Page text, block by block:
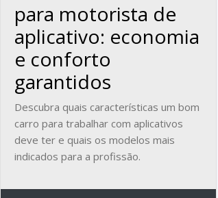
para motorista de
aplicativo: economia
e conforto
garantidos
Descubra quais características um bom
carro para trabalhar com aplicativos
deve ter e quais os modelos mais
indicados para a profissão.